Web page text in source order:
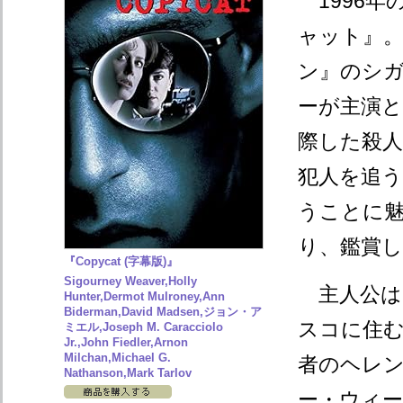
『Copycat (字幕版)』
Sigourney Weaver,Holly
Hunter,Dermot Mulroney,Ann
Biderman,David Madsen,ジョン・ア
ミエル,Joseph M. Caracciolo
Jr.,John Fiedler,Arnon
Milchan,Michael G.
Nathanson,Mark Tarlov
ャット』
ン』のシ
ーが主演
際した殺
犯人を追
うことに
り、鑑賞
主人公
スコに住
者のヘレ